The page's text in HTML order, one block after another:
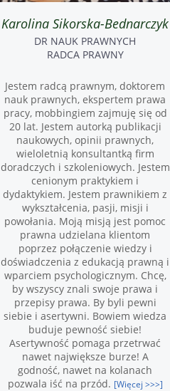
Karolina Sikorska-Bednarczyk
DR NAUK PRAWNYCH
RADCA PRAWNY
Jestem radcą prawnym, doktorem
nauk prawnych, ekspertem prawa
pracy, mobbingiem zajmuję się od
20 lat. Jestem autorką publikacji
naukowych, opinii prawnych,
wieloletnią konsultantką firm
doradczych i szkoleniowych. Jestem
cenionym praktykiem i
dydaktykiem. Jestem prawnikiem z
wykształcenia, pasji, misji i
powołania. Moją misją jest pomoc
prawna udzielana klientom
poprzez połączenie wiedzy i
doświadczenia z edukacją prawną i
wparciem psychologicznym. Chcę,
by wszyscy znali swoje prawa i
przepisy prawa. By byli pewni
siebie i asertywni. Bowiem wiedza
buduje pewność siebie!
Asertywność pomaga przetrwać
nawet największe burze! A
godność, nawet na kolanach
pozwala iść na przód. [Więcej >>>]